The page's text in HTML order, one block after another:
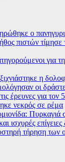
ο
πιστών
για
η
οι
έρευνες για τον
νεκρός σε ρέμα
Πυρκαγιά
ισχυρές
τήρηση